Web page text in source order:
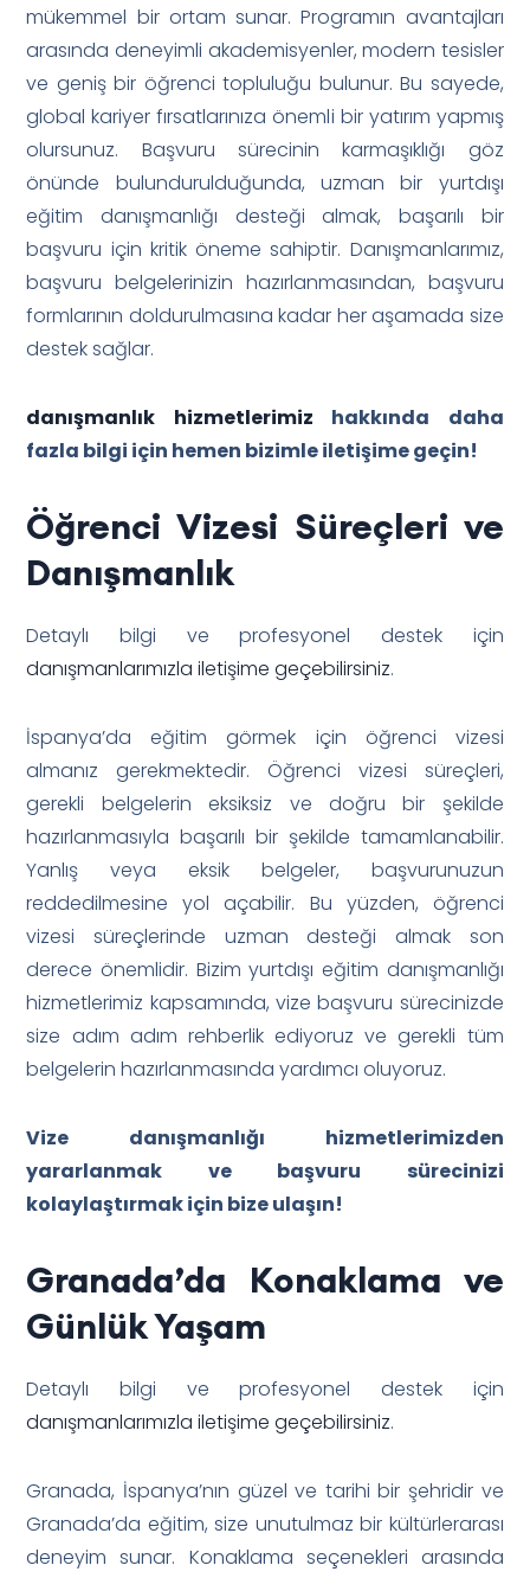
mükemmel bir ortam sunar. Programın avantajları
arasında deneyimli akademisyenler, modern tesisler
ve geniş bir öğrenci topluluğu bulunur. Bu sayede,
global kariyer fırsatlarınıza önemli bir yatırım yapmış
olursunuz. Başvuru sürecinin karmaşıklığı göz
önünde bulundurulduğunda, uzman bir yurtdışı
eğitim danışmanlığı desteği almak, başarılı bir
başvuru için kritik öneme sahiptir. Danışmanlarımız,
başvuru belgelerinizin hazırlanmasından, başvuru
formlarının doldurulmasına kadar her aşamada size
destek sağlar.
danışmanlık hizmetlerimiz hakkında daha
fazla bilgi için hemen bizimle iletişime geçin!
Öğrenci Vizesi Süreçleri ve
Danışmanlık
Detaylı bilgi ve profesyonel destek için
danışmanlarımızla iletişime geçebilirsiniz.
İspanya’da eğitim görmek için öğrenci vizesi
almanız gerekmektedir. Öğrenci vizesi süreçleri,
gerekli belgelerin eksiksiz ve doğru bir şekilde
hazırlanmasıyla başarılı bir şekilde tamamlanabilir.
Yanlış veya eksik belgeler, başvurunuzun
reddedilmesine yol açabilir. Bu yüzden, öğrenci
vizesi süreçlerinde uzman desteği almak son
derece önemlidir. Bizim yurtdışı eğitim danışmanlığı
hizmetlerimiz kapsamında, vize başvuru sürecinizde
size adım adım rehberlik ediyoruz ve gerekli tüm
belgelerin hazırlanmasında yardımcı oluyoruz.
Vize danışmanlığı hizmetlerimizden
yararlanmak ve başvuru sürecinizi
kolaylaştırmak için bize ulaşın!
Granada’da Konaklama ve
Günlük Yaşam
Detaylı bilgi ve profesyonel destek için
danışmanlarımızla iletişime geçebilirsiniz.
Granada, İspanya’nın güzel ve tarihi bir şehridir ve
Granada’da eğitim, size unutulmaz bir kültürlerarası
deneyim sunar. Konaklama seçenekleri arasında